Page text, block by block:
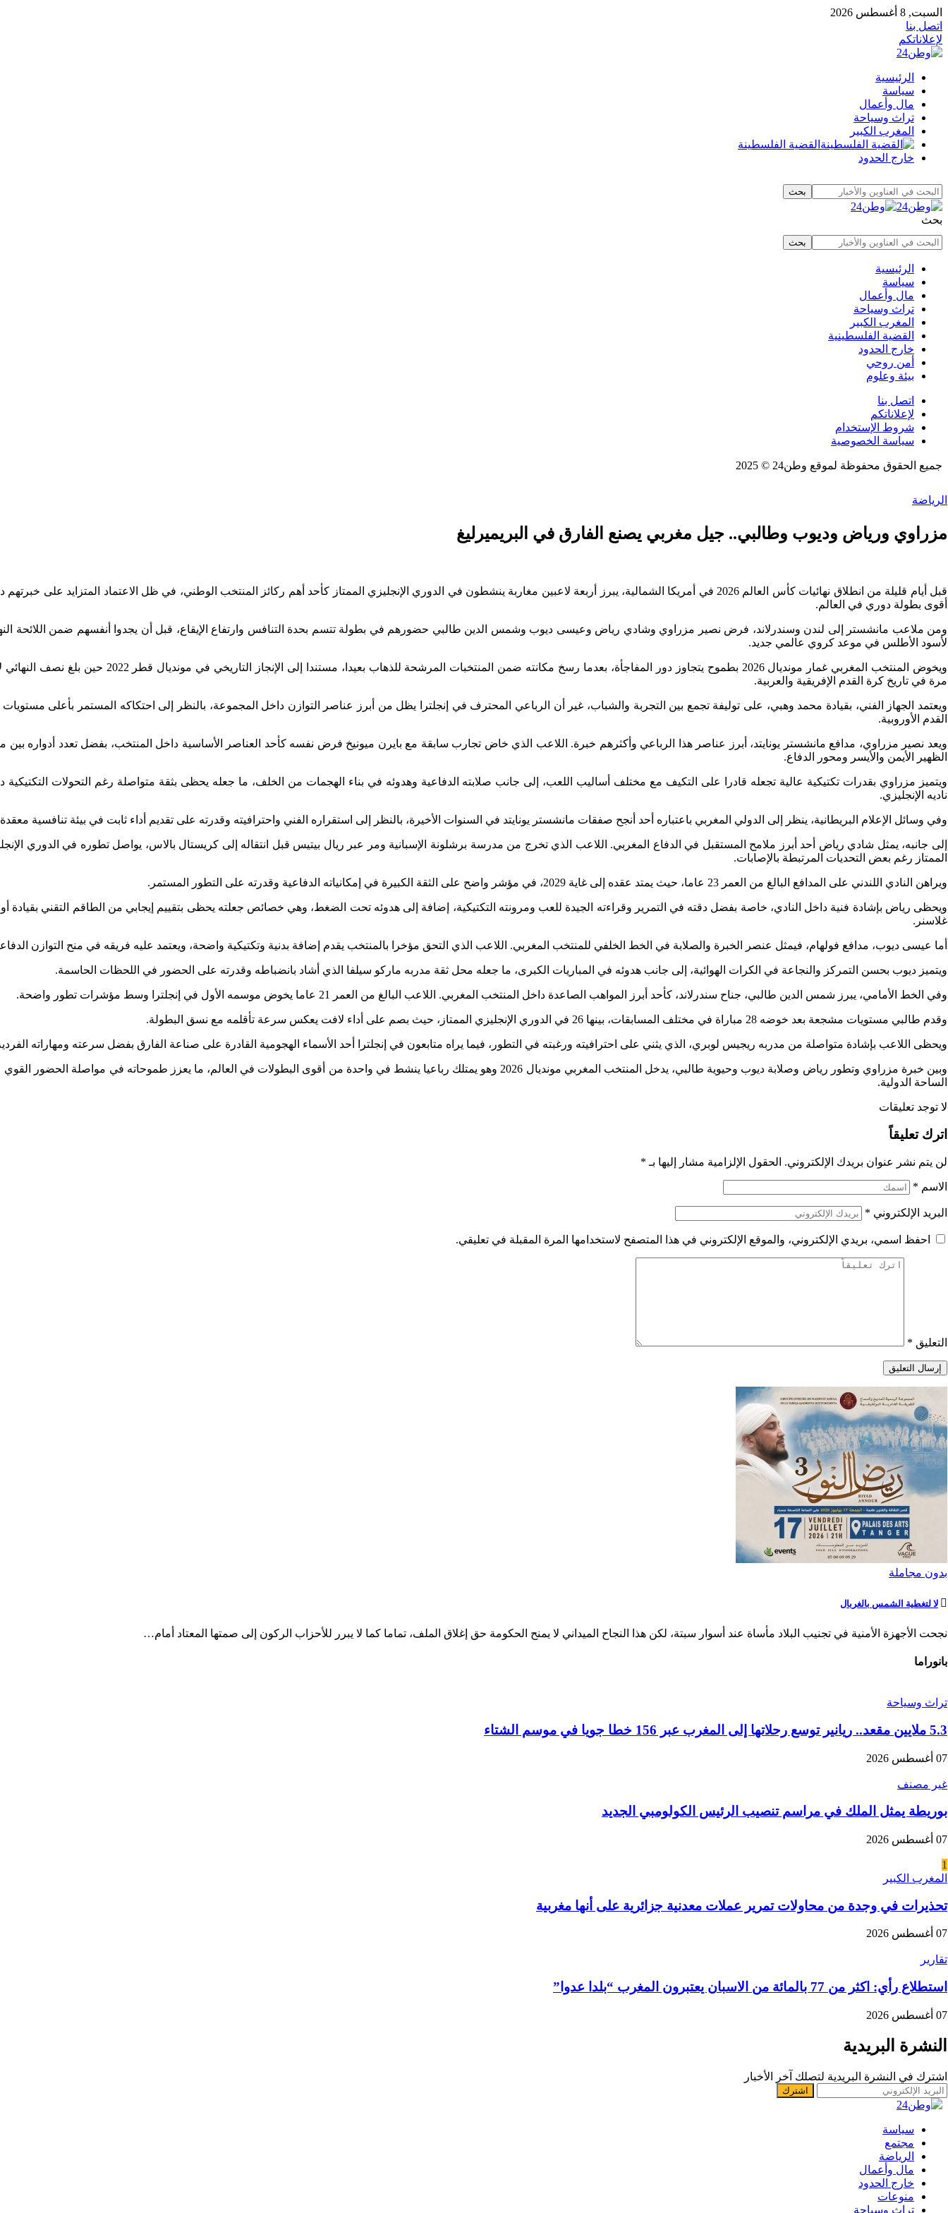
السبت, 8 أغسطس 2026
اتصل بنا
لإعلاناتكم
الرئيسية
سياسة
مال وأعمال
تراث وسياحة
المغرب الكبير
القضية الفلسطينة
خارج الحدود
بحث
الرئيسية
سياسة
مال وأعمال
تراث وسياحة
المغرب الكبير
القضية الفلسطينية
خارج الحدود
أمن روحي
بيئة وعلوم
اتصل بنا
لإعلاناتكم
شروط الإستخدام
سياسة الخصوصية
جميع الحقوق محفوظة لموقع وطن24 © 2025
الرياضة
مزراوي ورياض وديوب وطالبي.. جيل مغربي يصنع الفارق في البريميرليغ
قبل أيام قليلة من انطلاق نهائيات كأس العالم 2026 في أمريكا الشمالية، يبرز أربعة لاعبين مغاربة ينشطون في الدوري الإنجليزي الممتاز كأحد أهم ركائز المنتخب الوطني، في ظل الاعتماد المتزايد على
أقوى بطولة دوري في العالم.
ومن ملاعب مانشستر إلى لندن وسندرلاند، فرض نصير مزراوي وشادي رياض وعيسى ديوب وشمس الدين طالبي حضورهم في بطولة تتسم بحدة التنافس وارتفاع الإيقاع، قبل أن يجدوا أنفسهم ضمن اللائحة
لأسود الأطلس في موعد كروي عالمي جديد.
ويخوض المنتخب المغربي غمار مونديال 2026 بطموح يتجاوز دور المفاجأة، بعدما رسخ مكانته ضمن المنتخبات المرشحة للذهاب بعيدا، مستندا إلى الإنجاز التاريخي في مونديال
مرة في تاريخ كرة القدم الإفريقية والعربية.
ويعتمد الجهاز الفني، بقيادة محمد وهبي، على توليفة تجمع بين التجربة والشباب، غير أن الرباعي المحترف في إنجلترا يظل من أبرز عناصر التوازن داخل المجموعة، بالنظر إلى احتكاكه المستمر بأعلى
القدم الأوروبية.
ويعد نصير مزراوي، مدافع مانشستر يونايتد، أبرز عناصر هذا الرباعي وأكثرهم خبرة. اللاعب الذي خاض تجارب سابقة مع بايرن ميونيخ فرض نفسه كأحد العناصر الأساسية داخل المنتخب، بفضل تعدد أدواره بين
الظهير الأيمن والأيسر ومحور الدفاع.
ويتميز مزراوي بقدرات تكتيكية عالية تجعله قادرا على التكيف مع مختلف أساليب اللعب، إلى جانب صلابته الدفاعية وهدوئه في بناء الهجمات من الخلف، ما جعله يحظى بثقة متواصلة رغم التحولات التكتيكية
ناديه الإنجليزي.
وفي وسائل الإعلام البريطانية، ينظر إلى الدولي المغربي باعتباره أحد أنجح صفقات مانشستر يونايتد في السنوات الأخيرة، بالنظر إلى استقراره الفني واحترافيته وقدرته على تقديم أداء ثابت في بيئة تنافسية
إلى جانبه، يمثل شادي رياض أحد أبرز ملامح المستقبل في الدفاع المغربي. اللاعب الذي تخرج من مدرسة برشلونة الإسبانية ومر عبر ريال بيتيس قبل انتقاله إلى كريستال بالاس، يواصل تطوره في الدوري
الممتاز رغم بعض التحديات المرتبطة بالإصابات.
ويراهن النادي اللندني على المدافع البالغ من العمر 23 عاما، حيث يمتد عقده إلى غاية 2029، في مؤشر واضح على الثقة الكبيرة في إمكانياته الدفاعية وقدرته على التطور المستمر.
ويحظى رياض بإشادة فنية داخل النادي، خاصة بفضل دقته في التمرير وقراءته الجيدة للعب ومرونته التكتيكية، إضافة إلى هدوئه تحت الضغط، وهي خصائص جعلته يحظى بتقييم إيجابي من الطاقم التقني بقيادة
غلاسنر.
أما عيسى ديوب، مدافع فولهام، فيمثل عنصر الخبرة والصلابة في الخط الخلفي للمنتخب المغربي. اللاعب الذي التحق مؤخرا بالمنتخب يقدم إضافة بدنية وتكتيكية واضحة، ويعتمد عليه فريقه في منح التوازن
ويتميز ديوب بحسن التمركز والنجاعة في الكرات الهوائية، إلى جانب هدوئه في المباريات الكبرى، ما جعله محل ثقة مدربه ماركو سيلفا الذي أشاد بانضباطه وقدرته على الحضور في اللحظات الحاسمة.
وفي الخط الأمامي، يبرز شمس الدين طالبي، جناح سندرلاند، كأحد أبرز المواهب الصاعدة داخل المنتخب المغربي. اللاعب البالغ من العمر 21 عاما يخوض موسمه الأول في إنجلترا وسط مؤشرات تطور واضحة.
وقدم طالبي مستويات مشجعة بعد خوضه 28 مباراة في مختلف المسابقات، بينها 26 في الدوري الإنجليزي الممتاز، حيث بصم على أداء لافت يعكس سرعة تأقلمه مع نسق البطولة.
ويحظى اللاعب بإشادة متواصلة من مدربه ريجيس لوبري، الذي يثني على احترافيته ورغبته في التطور، فيما يراه متابعون في إنجلترا أحد الأسماء الهجومية القادرة على صناعة الفارق بفضل سرعته ومهاراته
وبين خبرة مزراوي وتطور رياض وصلابة ديوب وحيوية طالبي، يدخل المنتخب المغربي مونديال 2026 وهو يمتلك رباعيا ينشط في واحدة من أقوى البطولات في العالم، ما يعزز طموحاته في مواصلة الحضور
الساحة الدولية.
لا توجد تعليقات
اترك تعليقاً
لن يتم نشر عنوان بريدك الإلكتروني. الحقول الإلزامية مشار إليها بـ *
الاسم *
البريد الإلكتروني *
احفظ اسمي، بريدي الإلكتروني، والموقع الإلكتروني في هذا المتصفح لاستخدامها المرة المقبلة في تعليقي.
التعليق *
بدون مجاملة
لا لتغطية الشمس بالغربال
نجحت الأجهزة الأمنية في تجنيب البلاد مأساة عند أسوار سبتة، لكن هذا النجاح الميداني لا يمنح الحكومة حق إغلاق الملف، تماما كما لا يبرر للأحزاب الركون إلى صمتها المعتاد أمام…
بانوراما
تراث وسياحة
5.3 ملايين مقعد.. ريانير توسع رحلاتها إلى المغرب عبر 156 خطا جويا في موسم الشتاء
07 أغسطس 2026
غير مصنف
بوريطة يمثل الملك في مراسم تنصيب الرئيس الكولومبي الجديد
07 أغسطس 2026
1
المغرب الكبير
تحذيرات في وجدة من محاولات تمرير عملات معدنية جزائرية على أنها مغربية
07 أغسطس 2026
تقارير
استطلاع رأي: اكثر من 77 بالمائة من الاسبان يعتبرون المغرب “بلدا عدوا”
07 أغسطس 2026
النشرة البريدية
اشترك في النشرة البريدية لتصلك آخر الأخبار
سياسة
مجتمع
الرياضة
مال وأعمال
خارج الحدود
منوعات
تراث وسياحة